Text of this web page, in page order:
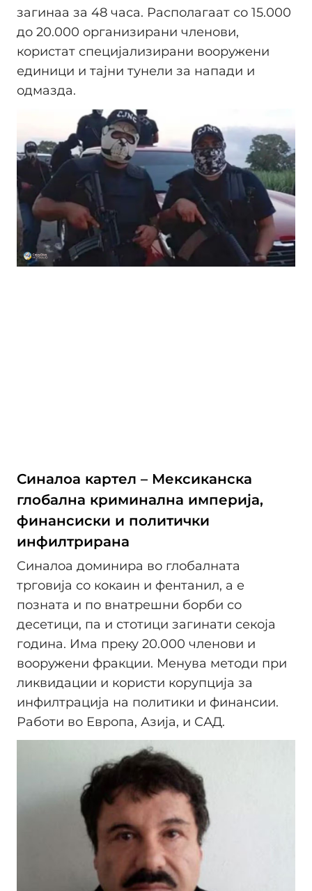
загинаа за 48 часа. Располагаат со 15.000
до 20.000 организирани членови,
користат специјализирани вооружени
единици и тајни тунели за напади и
одмазда.
Синалоа картел – Мексиканска
глобална криминална империја,
финансиски и политички
инфилтрирана
Синалоа доминира во глобалната
трговија со кокаин и фентанил, а е
позната и по внатрешни борби со
десетици, па и стотици загинати секоја
година. Има преку 20.000 членови и
вооружени фракции. Менува методи при
ликвидации и користи корупција за
инфилтрација на политики и финансии.
Работи во Европа, Азија, и САД.